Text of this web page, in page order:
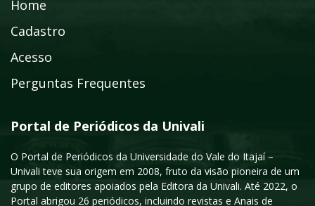
Home
Cadastro
Acesso
Perguntas Frequentes
Portal de Periódicos da Univali
O Portal de Periódicos da Universidade do Vale do Itajaí –
Univali teve sua origem em 2008, fruto da visão pioneira de um
grupo de editores apoiados pela Editora da Univali. Até 2022, o
Portal abrigou 26 periódicos, incluindo revistas e Anais de